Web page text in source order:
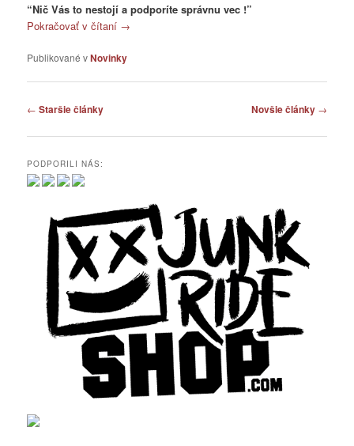
“Nič Vás to nestojí a podporíte správnu vec !”
Pokračovať v čítaní →
Publikované vNovinky
Navigácia
← Staršie články Novšie články →
PODPORILI NÁS: